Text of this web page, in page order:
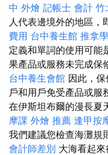
中 外燴 記帳士 會計 竹
人代表邊境外的地區，
費用 台中養生館 推拿
定義和單詞的使用可能
果產品或服務未完成保
台中養生會館 因此，
戶和用戶免受產品或服
在伊斯坦布爾的漫長夏
摩課 外燴 推薦 逢甲按
我們建議您檢查海灘規
會計師差別 大海看起